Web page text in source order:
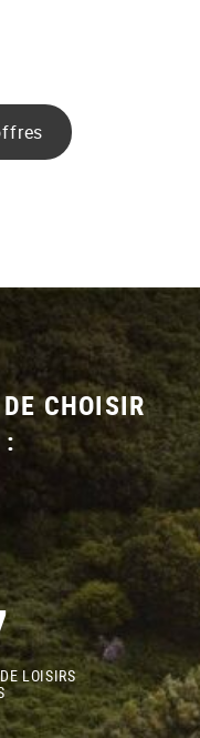
CHOISIR
:
LOISIRS